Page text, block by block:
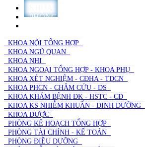
PHÒNG
KHOA NỘI TỔNG HỢP
KHOA NGŨ QUAN
KHOA NHI
KHOA NGOẠI TỔNG HỢP - KHOA PHỤ
KHOA XÉT NGHIỆM - CĐHA - TDCN
KHOA PHCN - CHÂM CỨU - DS
KHOA KHÁM BỆNH ĐK - HSTC - CĐ
KHOA KS NHIỄM KHUẨN - DINH DƯỠNG
KHOA DƯỢC
PHÒNG KẾ HOẠCH TỔNG HỢP
PHÒNG TÀI CHÍNH - KẾ TOÁN
PHÒNG ĐIỀU DƯỠNG